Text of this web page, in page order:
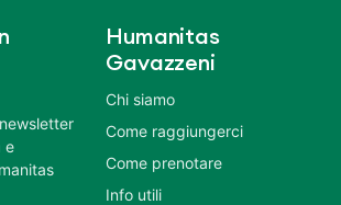
e
Humanitas
Gavazzeni
Chi siamo
Come raggiungerci
Come prenotare
Info utili